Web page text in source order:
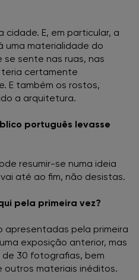
cidade. E, em particular, a
uma materialidade do
sente nas ruas, nas
teria certamente
E também os rostos,
a arquitetura.
português levasse
resumir-se numa ideia
até ao fim, não desistas.
pela primeira vez?
apresentadas pela primeira
exposição anterior, mas
30 fotografias, bem
materiais inéditos.